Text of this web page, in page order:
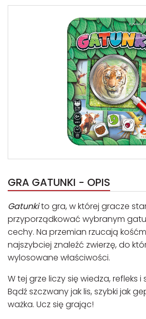
GRA GATUNKI - OPIS
Gatunkito gra, w której gracze
przyporządkować wybranym
cechy. Na przemian rzucają
najszybciej znaleźć zwierzę, do
wylosowane właściwości.
W tej grze liczy się wiedza, refleks
Bądź szczwany jak lis, szybki jak
ważka. Ucz się grając!